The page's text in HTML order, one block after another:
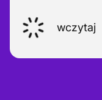
wczytaj